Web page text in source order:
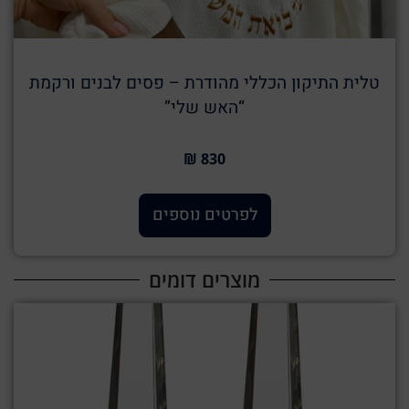
טלית התיקון הכללי מהודרת – פסים לבנים ורקמת
“האש שלי”
830 ₪
לפרטים נוספים
מוצרים דומים